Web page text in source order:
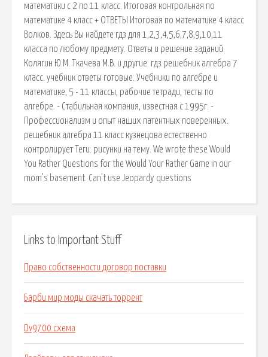
математики с 2 по 11 класс. Итоговая контрольная по
математике 4 класс + ОТВЕТЫ Итоговая по математике 4 класс
Волков. Здесь Вы найдете гдз для 1,2,3,4,5,6,7,8,9,10,11
класса по любому предмету. Ответы и решение заданий.
Колягин Ю.М. Ткачева М.В. и другие. гдз решебник алгебра 7
класс. учебник ответы готовые. Учебники по алгебре и
математике, 5 - 11 классы, рабочие тетради, тесты по
алгебре. - Стабильная компания, известная с 1995г. -
Профессионализм и опыт наших патентных поверенных.
решебник алгебра 11 класс кузнецова естественно
контролирует Теги: рисунки на тему. We wrote these Would
You Rather Questions for the Would Your Rather Game in our
mom’s basement. Can’t use Jeopardy questions
Links to Important Stuff
Право собственности договор поставки
Барби мир моды скачать торрент
Dv9700 схема